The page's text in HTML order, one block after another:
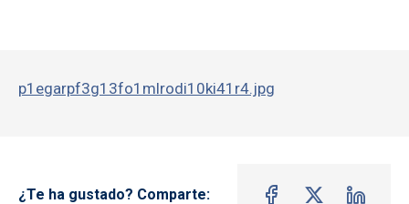
p1egarpf3g13fo1mlrodi10ki41r4.jpg
¿Te ha gustado? Comparte: